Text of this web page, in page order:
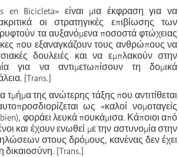
en Bicicleta» είναι μια έκφραση για να
οι στρατηγικές επιβίωσης των
τα αυξανόμενα ποσοστά φτώχειας
που εξαναγκάζουν τους ανθρώπους να
δουλειές και να εμπλακούν στην
για να αντιμετωπίσουν τη δομικά
[Trans.]
τμήμα της ανώτερης τάξης που αντιτίθεται
ως «καλοί νομοταγείς
bien), φοράει λευκά πουκάμισα. Κάποιοι από
και έχουν ενωθεί με την αστυνομία στην
στους δρόμους, κανένας δεν έχει
[Trans.]